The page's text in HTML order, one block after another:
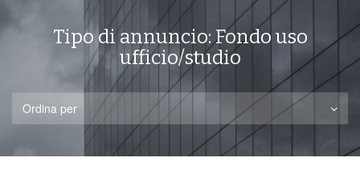
navigation
Tipo di annuncio:Fondo uso
ufficio/studio
Ordina per